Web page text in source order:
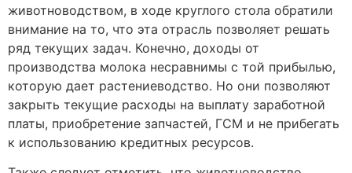
животноводством, в ходе круглого стола обратили
внимание на то, что эта отрасль позволяет решать
ряд текущих задач. Конечно, доходы от
производства молока несравнимы с той прибылью,
которую дает растениеводство. Но они позволяют
закрыть текущие расходы на выплату заработной
платы, приобретение запчастей, ГСМ и не прибегать
к использованию кредитных ресурсов.